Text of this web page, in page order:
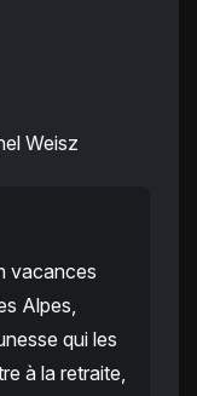
Weisz
vacances
Alpes,
qui les
à la retraite,